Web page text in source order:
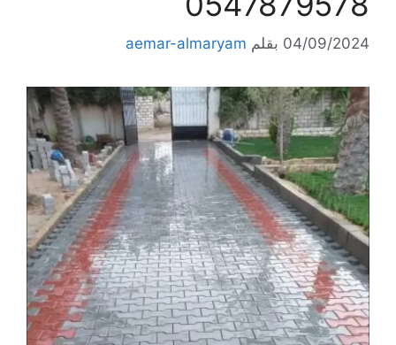
04/09/2024 بقلم aemar-almaryam